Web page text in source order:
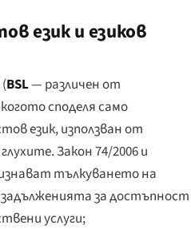
език и езиков
BSL— различен от
споделя само
език, използван от
Закон 74/2006 и
тълкуването на
за достъпност
услуги;